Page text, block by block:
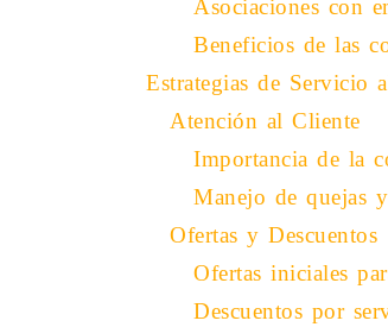
Asociaciones con
Beneficios de las
Estrategias de Servicio
Atención al Cliente
Importancia de la
Manejo de quejas
Ofertas y Descuentos
Ofertas iniciales
Descuentos por